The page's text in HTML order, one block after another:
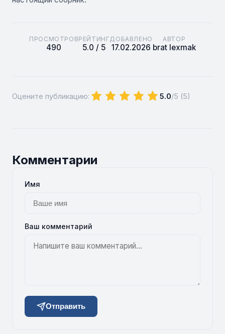
ПРОСМОТРОВ
490
РЕЙТИНГ
5.0 / 5
ДОБАВЛЕНО
17.02.2026
АВТОР
brat lexmak
Оцените публикацию: 5.0/5 (5)
Комментарии
Имя
Ваш комментарий
Отправить